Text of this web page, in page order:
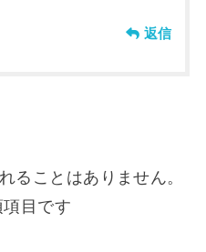
返信
ることはありません。
目です